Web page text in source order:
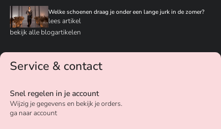
Welke schoenen draag je onder een lange jurk in de zomer?
lees artikel
bekijk alle blogartikelen
Service & contact
Snel regelen in je account
Wijzig je gegevens en bekijk je orders.
ga naar account